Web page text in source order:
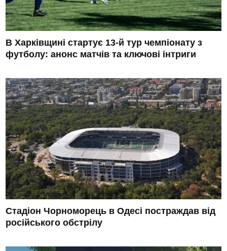
В Харківщині стартує 13-й тур чемпіонату з
футболу: анонс матчів та ключові інтриги
Стадіон Чорноморець в Одесі постраждав від
російського обстрілу